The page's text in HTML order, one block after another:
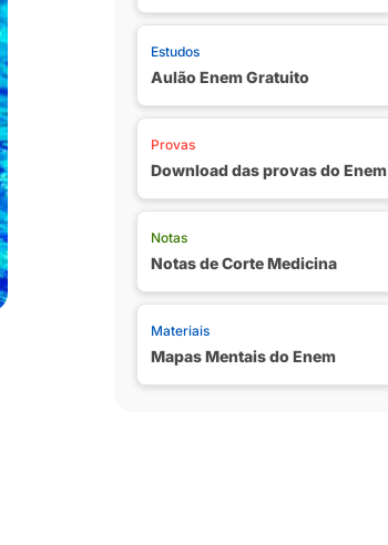
Estudos
Aulão Enem Gratuito
Provas
Download das provas do Enem
Notas
Notas de Corte Medicina
Materiais
Mapas Mentais do Enem